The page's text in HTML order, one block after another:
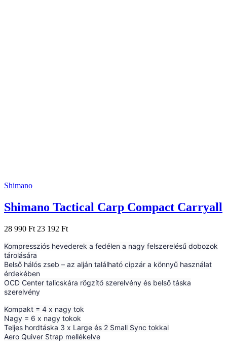
Shimano
Shimano Tactical Carp Compact Carryall
28 990 Ft 23 192 Ft
Kompressziós hevederek a fedélen a nagy felszerelésű dobozok
tárolására
Belső hálós zseb – az alján található cipzár a könnyű használat
érdekében
OCD Center talicskára rögzítő szerelvény és belső táska
szerelvény
Kompakt = 4 x nagy tok
Nagy = 6 x nagy tokok
Teljes hordtáska 3 x Large és 2 Small Sync tokkal
Aero Quiver Strap mellékelve